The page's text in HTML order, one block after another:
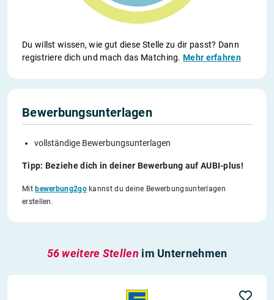
Du willst wissen, wie gut diese Stelle zu dir passt? Dann
registriere dich und mach das Matching.Mehr erfahren
Bewerbungsunterlagen
vollständige Bewerbungsunterlagen
Tipp: Beziehe dich in deiner Bewerbung auf AUBI-plus!
Mit bewerbung2gokannst du deine Bewerbungsunterlagen
erstellen.
56 weitere Stellen im Unternehmen